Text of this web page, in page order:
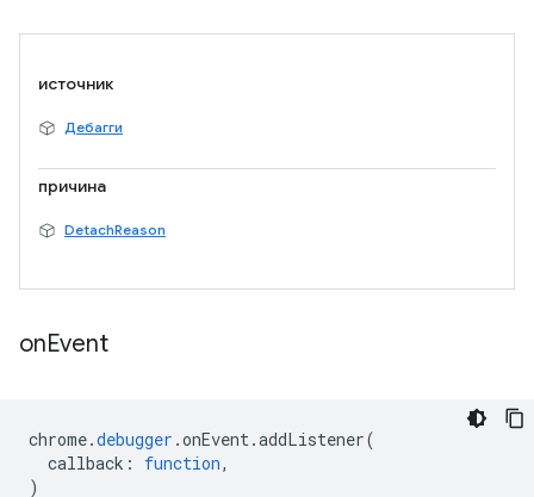
источник
Дебагги
причина
DetachReason
onEvent
chrome.debugger .onEvent.addListener(
callback : function,
)